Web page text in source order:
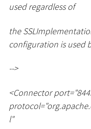
used regardless of
the
configuration is used
-->
<Connector
l"